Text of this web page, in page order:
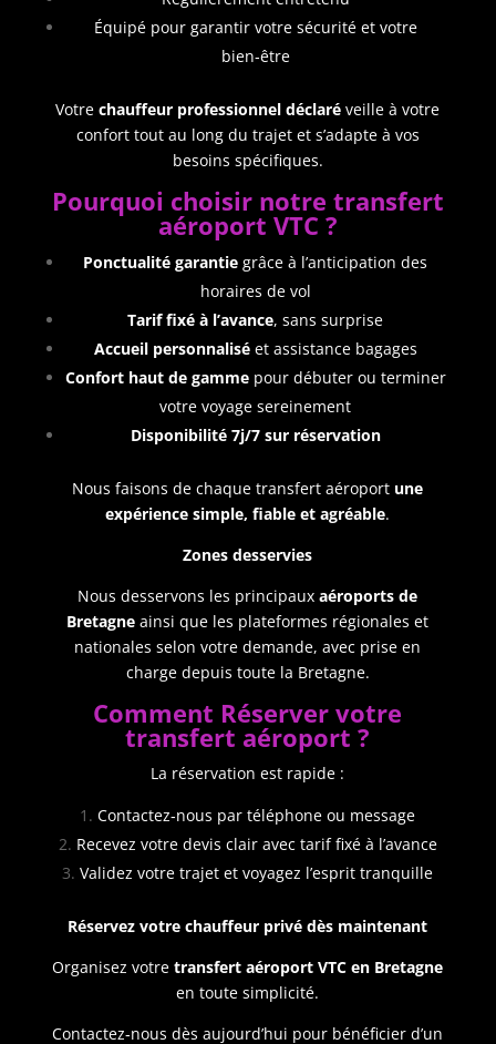
Équipé pour garantir votre sécurité et votre
bien‑être
Votrechauffeur professionnel déclaré veille à votre
confort tout au long du trajet et s’adapte à vos
besoins spécifiques.
Pourquoi choisir notre transfert
aéroport VTC ?
Ponctualité garantie grâce à l’anticipation des
horaires de vol
Tarif fixé à l’avance, sans surprise
Accueil personnaliséet assistance bagages
Confort haut de gammepour débuter ou terminer
votre voyage sereinement
Disponibilité 7j/7 sur réservation
Nous faisons de chaque transfert aéroport une
expérience simple, fiable et agréable.
Zones desservies
Nous desservons les principauxaéroports de
Bretagne ainsi que les plateformes régionales et
nationales selon votre demande, avec prise en
charge depuis toute la Bretagne.
Comment Réserver votre
transfert aéroport ?
La réservation est rapide :
Contactez‑nous par téléphone ou message
Recevez votre devis clair avec tarif fixé à l’avance
Validez votre trajet et voyagez l’esprit tranquille
Réservez votre chauffeur privé dès maintenant
Organisez votretransfert aéroport VTC en Bretagne
en toute simplicité.
Contactez‑nous dès aujourd’hui pour bénéficier d’un